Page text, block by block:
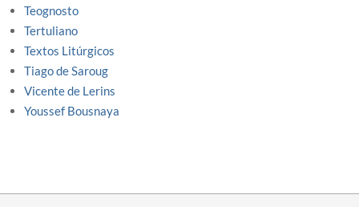
Teognosto
Tertuliano
Textos Litúrgicos
Tiago de Saroug
Vicente de Lerins
Youssef Bousnaya